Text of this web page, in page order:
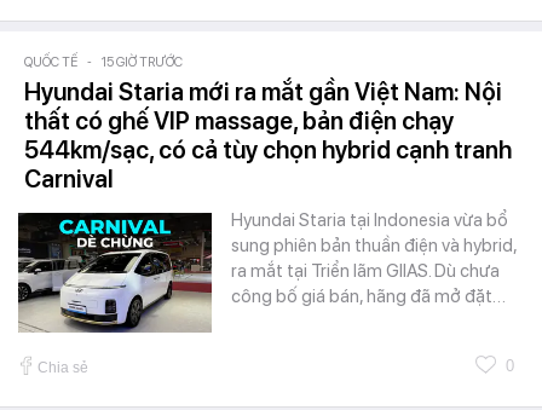
QUỐC TẾ - 15 GIỜ TRƯỚC
Hyundai Staria mới ra mắt gần Việt Nam: Nội
thất có ghế VIP massage, bản điện chạy
544km/sạc, có cả tùy chọn hybrid cạnh tranh
Carnival
Hyundai Staria tại Indonesia vừa bổ
sung phiên bản thuần điện và hybrid,
ra mắt tại Triển lãm GIIAS. Dù chưa
công bố giá bán, hãng đã mở đặt…
Chia sẻ 0